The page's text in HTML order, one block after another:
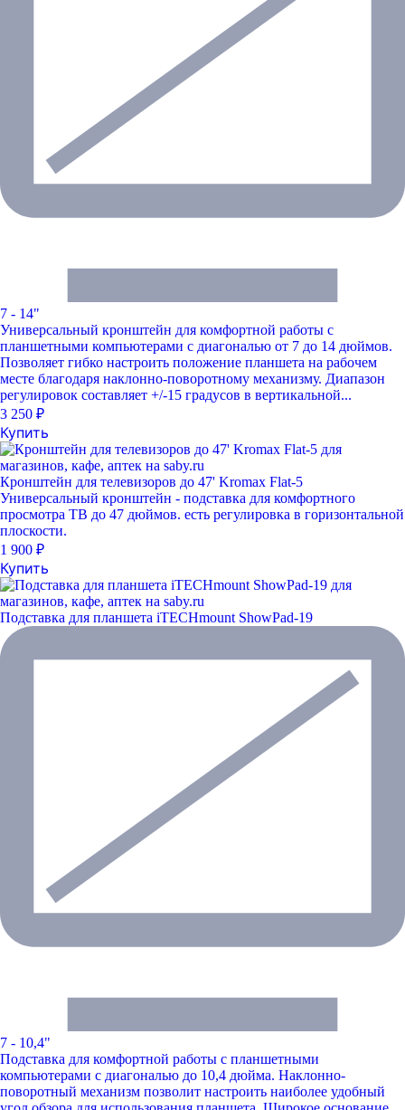
7 - 14"
Универсальный кронштейн для комфортной работы с
планшетными компьютерами с диагональю от 7 до 14 дюймов.
Позволяет гибко настроить положение планшета на рабочем
месте благодаря наклонно-поворотному механизму. Диапазон
регулировок составляет +/-15 градусов в вертикальной...
3 250 ₽
Купить
Кронштейн для телевизоров до 47' Kromax Flat-5
Универсальный кронштейн - подставка для комфортного
просмотра ТВ до 47 дюймов. есть регулировка в горизонтальной
плоскости.
1 900 ₽
Купить
Подставка для планшета iTECHmount ShowPad-19
7 - 10,4"
Подставка для комфортной работы с планшетными
компьютерами с диагональю до 10,4 дюйма. Наклонно-
поворотный механизм позволит настроить наиболее удобный